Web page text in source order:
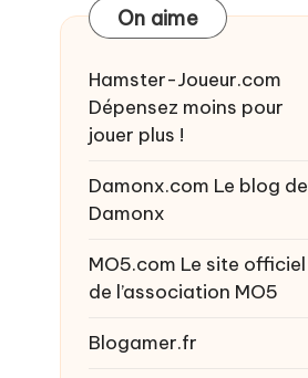
On aime
Hamster-Joueur.com
Dépensez moins pour
jouer plus !
Damonx.com Le blog de
Damonx
MO5.com Le site officiel
de l’association MO5
Blogamer.fr